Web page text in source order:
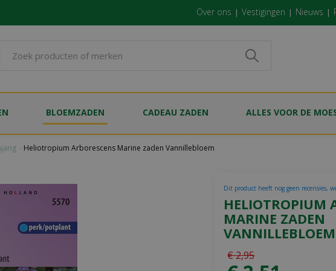
Heliotropium Arborescens Marine zaden Vannillebloem
Over ons Vestigingen Nieuws
BLOEMZADEN CADEAU ZADEN ALLES VOOR DE
HELIOTROPIUM
MARINE ZADEN
VANNILLEBLOEM
Dit product heeft nog geen recensies,
€2,95